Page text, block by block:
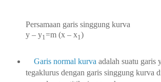
Persamaan garis singgung kurva
y – y1=m (x – x1)
Garis normal kurva adalah suatu garis
tegaklurus dengan garis singgung kurva